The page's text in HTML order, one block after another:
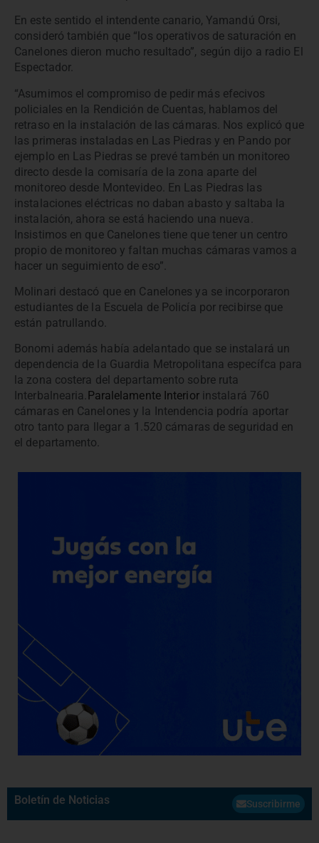
En este sentido el intendente canario, Yamandú Orsi,
consideró también que “los operativos de saturación en
Canelones dieron mucho resultado”, según dijo a radio El
Espectador.
“Asumimos el compromiso de pedir más efecivos
policiales en la Rendición de Cuentas, hablamos del
retraso en la instalación de las cámaras. Nos explicó que
las primeras instaladas en Las Piedras y en Pando por
ejemplo en Las Piedras se prevé tambén un monitoreo
directo desde la comisaría de la zona aparte del
monitoreo desde Montevideo. En Las Piedras las
instalaciones eléctricas no daban abasto y saltaba la
instalación, ahora se está haciendo una nueva.
Insistimos en que Canelones tiene que tener un centro
propio de monitoreo y faltan muchas cámaras vamos a
hacer un seguimiento de eso”.
Molinari destacó que en Canelones ya se incorporaron
estudiantes de la Escuela de Policía por recibirse que
están patrullando.
Bonomi además había adelantado que se instalará un
dependencia de la Guardia Metropolitana específca para
la zona costera del departamento sobre ruta
Interbalnearia. Paralelamente Interior instalará 760
cámaras en Canelones y la Intendencia podría aportar
otro tanto para llegar a 1.520 cámaras de seguridad en
el departamento.
Boletín de Noticias Suscribirme